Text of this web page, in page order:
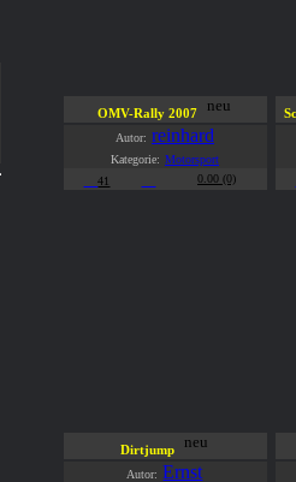
OMV-Rally 2007 neu
Autor: reinhard
Kategorie: Motorsport
41
0.00 (0)
Dirtjump neu
Autor: Ernst